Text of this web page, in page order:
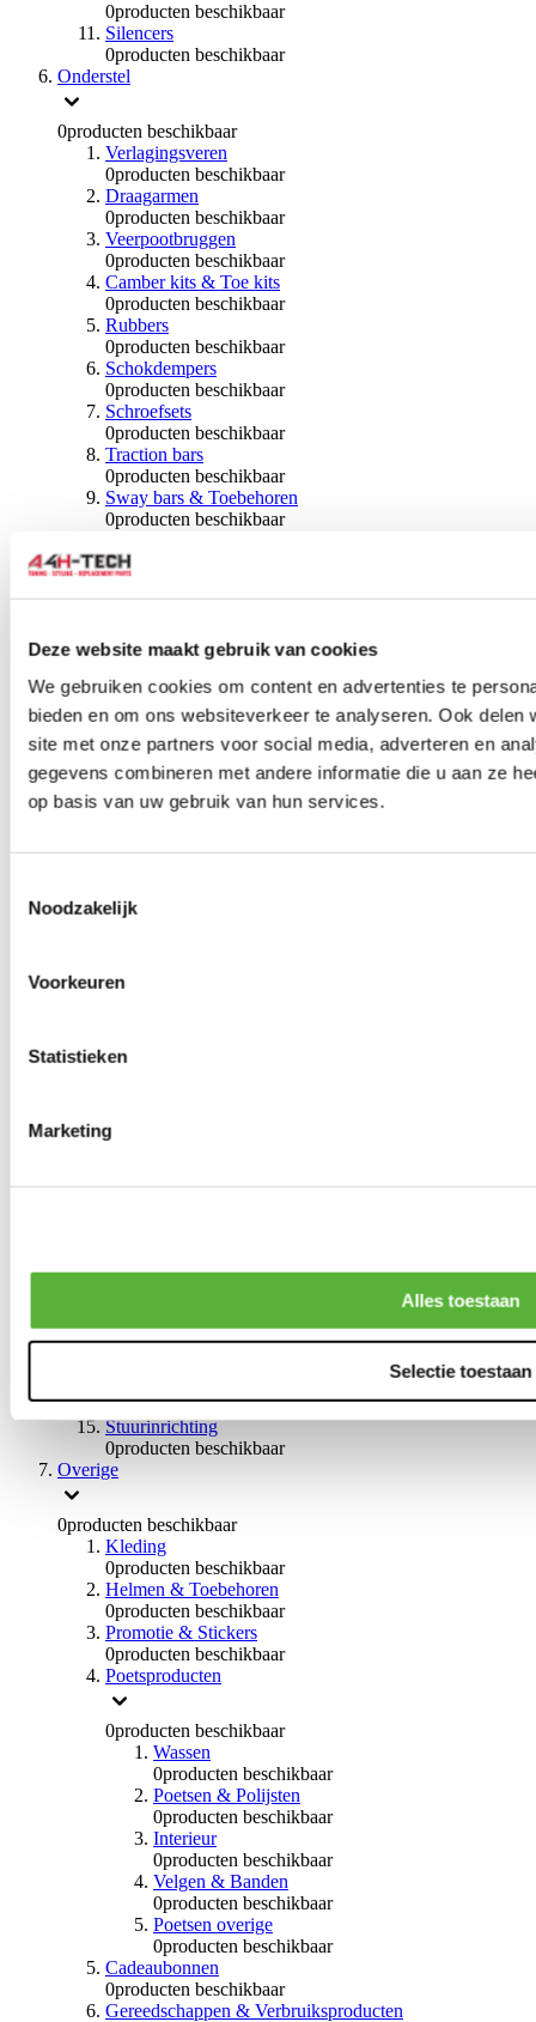
Deze website maakt gebruik van cookies
We gebruiken cookies om content en advertenties te
bieden en om ons websiteverkeer te analyseren. Ook
site met onze partners voor social media, adverteren en
gegevens combineren met andere informatie die u aan ze
op basis van uw gebruik van hun services.
Noodzakelijk
Voorkeuren
Statistieken
Marketing
Alles toestaan
Selectie toestaan
0producten beschikbaar
Silencers
0producten beschikbaar
Onderstel
0producten beschikbaar
Verlagingsveren
0producten beschikbaar
Draagarmen
0producten beschikbaar
Veerpootbruggen
0producten beschikbaar
Camber kits & Toe kits
0producten beschikbaar
Rubbers
0producten beschikbaar
Schokdempers
0producten beschikbaar
Schroefsets
0producten beschikbaar
Traction bars
0producten beschikbaar
Sway bars & Toebehoren
0producten beschikbaar
0producten beschikbaar
Wiellagers & Naven
0producten beschikbaar
0producten beschikbaar
Spoorverbreders
0producten beschikbaar
Wielmoeren
0producten beschikbaar
Draadeinden
0 producten beschikbaar
0producten beschikbaar
0producten beschikbaar
0producten beschikbaar
Remmen overige
0producten beschikbaar
Stuurinrichting
0producten beschikbaar
Overige
0producten beschikbaar
Kleding
0producten beschikbaar
Helmen & Toebehoren
0producten beschikbaar
Promotie & Stickers
0producten beschikbaar
Poetsproducten
0producten beschikbaar
Wassen
0producten beschikbaar
Poetsen & Polijsten
0producten beschikbaar
Interieur
0producten beschikbaar
Velgen & Banden
0producten beschikbaar
Poetsen overige
0producten beschikbaar
Cadeaubonnen
0producten beschikbaar
Gereedschappen & Verbruiksproducten